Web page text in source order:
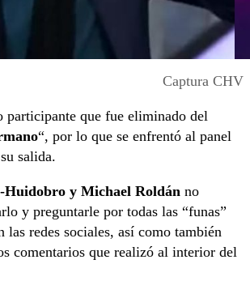
Captura CHV
que fue eliminado del
“, por lo que se enfrentó al panel
salida.
Huidobro y Michael Roldán no
y preguntarle por todas las “funas”
las redes sociales, así como también
comentarios que realizó al interior del